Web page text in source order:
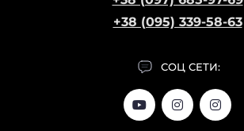
+38 (095) 339-58-63
СОЦ СЕТИ: